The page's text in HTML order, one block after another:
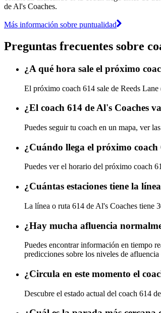
de Al's Coaches.
Más información sobre puntualidad
Preguntas frecuentes sobre
¿A qué hora sale el próximo
El próximo coach 614 sale de Reeds
¿El coach 614 de Al's Coaches
Puedes seguir tu coach en un mapa, ver
¿Cuándo llega el próximo coach
Puedes ver el horario del próximo coach
¿Cuántas estaciones tiene la
La línea o ruta 614 de Al's Coaches tiene
¿Hay mucha afluencia
Puedes encontrar información en tiempo
predicciones sobre los niveles de
¿Circula en este momento el
Descubre el estado actual del coach 614